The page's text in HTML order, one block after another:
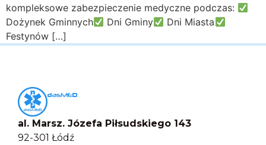
kompleksowe zabezpieczenie medyczne podczas:
Dożynek Gminnych
Dni Gminy
Dni Miasta
Festynów […]
al. Marsz. Józefa Piłsudskiego 143
92-301 Łódź